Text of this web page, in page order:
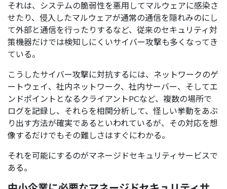
それは、システムの脆弱性を悪用してマルウェアに感染さ
せたり、侵入したマルウェアが通常の通信を隠れみのにし
て外部と通信を行ったりするなど、従来のセキュリティ対
策機器だけでは検知しにくいサイバー攻撃も多くなってき
ている。
こうしたサイバー攻撃に対抗するには、ネットワークのゲ
ートウェイ、社内ネットワーク、社内サーバー、そしてエ
ンドポイントとなるクライアントPCなど、複数の場所で
ログを記録し、それらを相関分析して、怪しい挙動をあぶ
り出す方法が確実であるといわれているが、その対応を想
像するだけでもその難しさはすぐにわかる。
それを可能にするのがマネージドセキュリティサービスで
ある。